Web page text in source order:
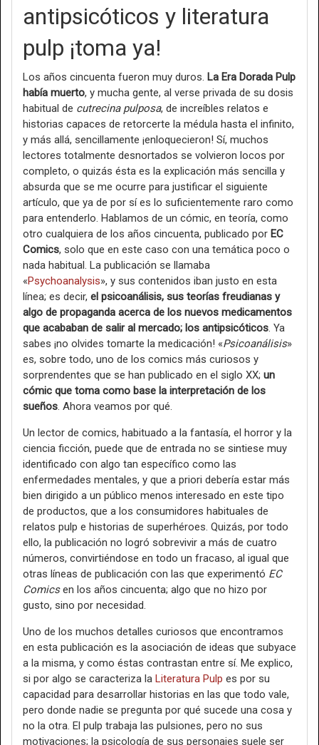
antipsicóticos y literatura
pulp ¡toma ya!
Los años cincuenta fueron muy duros. La Era Dorada Pulp
había muerto, y mucha gente, al verse privada de su dosis
habitual de cutrecina pulposa, de increíbles relatos e
historias capaces de retorcerte la médula hasta el infinito,
y más allá, sencillamente ¡enloquecieron! Sí, muchos
lectores totalmente desnortados se volvieron locos por
completo, o quizás ésta es la explicación más sencilla y
absurda que se me ocurre para justificar el siguiente
artículo, que ya de por sí es lo suficientemente raro como
para entenderlo. Hablamos de un cómic, en teoría, como
otro cualquiera de los años cincuenta, publicado por EC
Comics, solo que en este caso con una temática poco o
nada habitual. La publicación se llamaba
«Psychoanalysis», y sus contenidos iban justo en esta
línea; es decir, el psicoanálisis, sus teorías freudianas y
algo de propaganda acerca de los nuevos medicamentos
que acababan de salir al mercado; los antipsicóticos. Ya
sabes ¡no olvides tomarte la medicación! «Psicoanálisis»
es, sobre todo, uno de los comics más curiosos y
sorprendentes que se han publicado en el siglo XX; un
cómic que toma como base la interpretación de los
sueños. Ahora veamos por qué.
Un lector de comics, habituado a la fantasía, el horror y la
ciencia ficción, puede que de entrada no se sintiese muy
identificado con algo tan específico como las
enfermedades mentales, y que a priori debería estar más
bien dirigido a un público menos interesado en este tipo
de productos, que a los consumidores habituales de
relatos pulp e historias de superhéroes. Quizás, por todo
ello, la publicación no logró sobrevivir a más de cuatro
números, convirtiéndose en todo un fracaso, al igual que
otras líneas de publicación con las que experimentó EC
Comicsen los años cincuenta; algo que no hizo por
gusto, sino por necesidad.
Uno de los muchos detalles curiosos que encontramos
en esta publicación es la asociación de ideas que subyace
a la misma, y como éstas contrastan entre sí. Me explico,
si por algo se caracteriza la Literatura Pulp es por su
capacidad para desarrollar historias en las que todo vale,
pero donde nadie se pregunta por qué sucede una cosa y
no la otra. El pulp trabaja las pulsiones, pero no sus
motivaciones; la psicología de sus personajes suele ser